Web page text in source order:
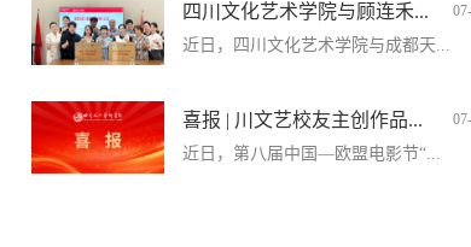
四川文化艺术学院与顾连禾...
近日，四川文化艺术学院与成都天...
喜报 | 川文艺校友主创作品...
近日，第八届中国—欧盟电影节“...